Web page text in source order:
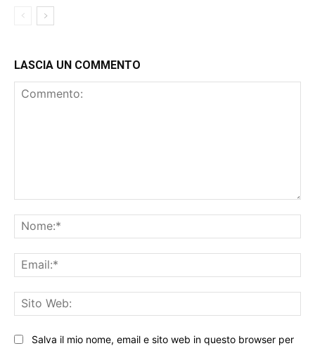
LASCIA UN COMMENTO
Salva il mio nome, email e sito web in questo browser per